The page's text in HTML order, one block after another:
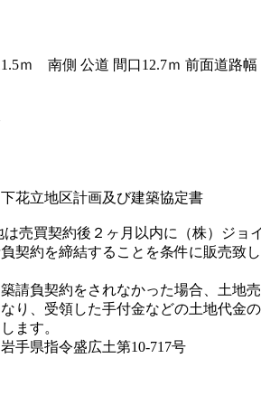
ｍ 南側 公道 間口12.7ｍ 前面道路幅
花立地区計画及び建築協定書
は売買契約後２ヶ月以内に（株）ジョ
契約を締結することを条件に販売致し
請負契約をされなかった場合、土地売
り、受領した手付金などの土地代金の
ます。
手県指令盛広土第10-717号